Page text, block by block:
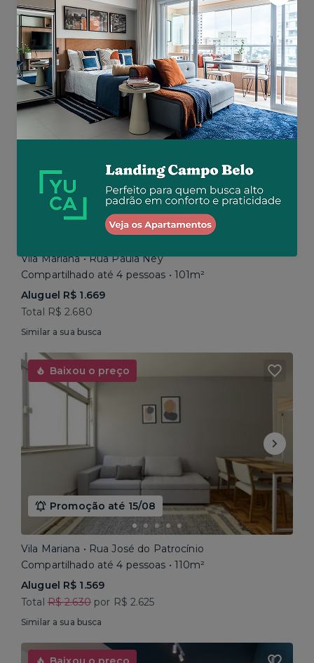
Aluguel R$ 1.777
Total R$ 2.843
Similar a sua busca
Em breve
Vila Mariana • Rua Paula Ney
Compartilhado até 4 pessoas • 101m²
Aluguel R$ 1.669
Total R$ 2.680
Similar a sua busca
Baixou o preço
Promoção até 15/08
Vila Mariana • Rua José do Patrocínio
Compartilhado até 4 pessoas • 110m²
Aluguel R$ 1.569
Total R$ 2.630por R$ 2.625
Similar a sua busca